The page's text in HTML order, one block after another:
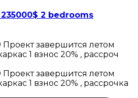
2 bedrooms
Проект завершится летом
1 взнос 20% , рассроч
Проект завершится летом
1 взнос 20% , рассрочка